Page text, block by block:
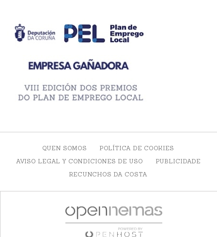
QUEN SOMOS
POLÍTICA DE COOKIES
AVISO LEGAL Y CONDICIONES DE USO
PUBLICIDADE
RECUNCHOS DA COSTA